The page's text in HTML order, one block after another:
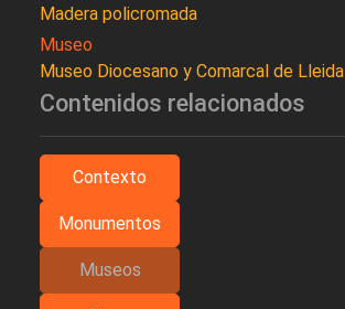
Madera policromada
Museo
Museo Diocesano y Comarcal de Lleida
Contenidos relacionados
Contexto
Monumentos
Museos